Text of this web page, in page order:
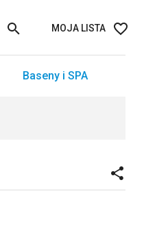
MOJA LISTA
Baseny i SPA